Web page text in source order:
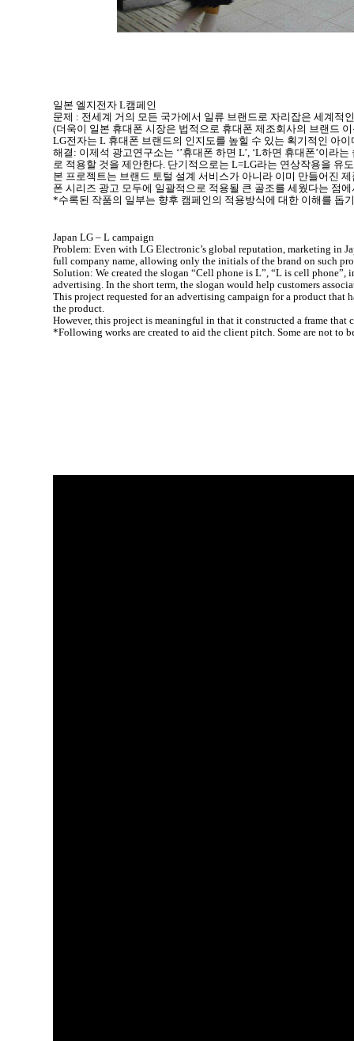
일본 엘지전자 L캠페인
문제 : 전세계 거의 모든 국가에서 일류 브랜드로 자리잡은 세계적
(더욱이 일본 휴대폰 시장은 법적으로 휴대폰 제조회사의 브랜드
LG전자는 L 휴대폰 브랜드의 인지도를 높힐 수 있는 획기적인 아
해결: 이제석 광고연구소는 ‘’휴대폰 하면 L’, ‘L하면 휴대폰’이
로 적용할 것을 제안한다. 단기적으로는 L=LG라는 연상작용을 유
본 프로젝트는 브랜드 토털 설계 서비스가 아니라 이미 만들어진
폰 시리즈 광고 모두에 일괄적으로 적용될 큰 골조를 세웠다는 점
*수록된 작품의 일부는 향후 캠페인의 적용방식에 대한 이해를 돕
Japan LG – L campaign
Problem: Even with LG Electronic’s global reputation, marketing in
full company name, allowing only the initials of the brand on such
Solution: We created the slogan “Cell phone is L”, “L is cell phone”,
advertising. In the short term, the slogan would help customers
This project requested for an advertising campaign for a product that
the product.
However, this project is meaningful in that it constructed a frame that
*Following works are created to aid the client pitch. Some are not to